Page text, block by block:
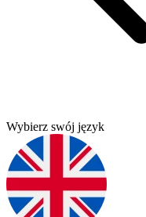
Wybierz swój język